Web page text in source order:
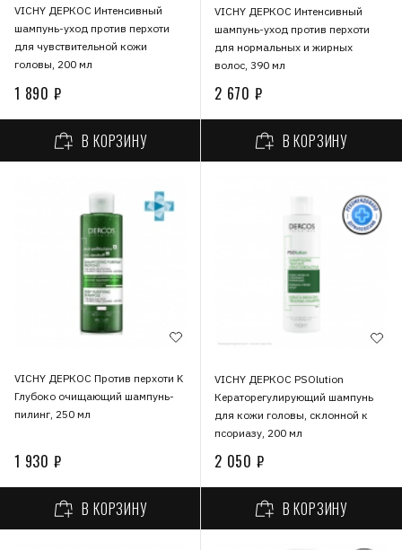
VICHY ДЕРКОС Интенсивный
шампунь-уход против перхоти
для чувствительной кожи
головы, 200 мл
1 890 ₽
В КОРЗИНУ
VICHY ДЕРКОС Интенсивный
шампунь-уход против перхоти
для нормальных и жирных
волос, 390 мл
2 670 ₽
В КОРЗИНУ
VICHY ДЕРКОС Против перхоти K
Глубоко очищающий шампунь-
пилинг, 250 мл
1 930 ₽
В КОРЗИНУ
VICHY ДЕРКОС PSOlution
Кераторегулирующий шампунь
для кожи головы, склонной к
псориазу, 200 мл
2 050 ₽
В КОРЗИНУ